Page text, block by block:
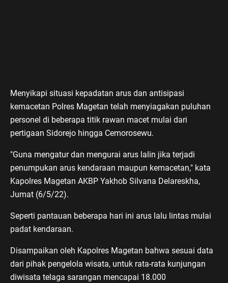
Menyikapi situasi kepadatan arus dan antisipasi
kemacetan Polres Magetan telah menyiagakan puluhan
personel di beberapa titik rawan macet mulai dari
pertigaan Sidorejo hingga Cemorosewu.
"Guna mengatur dan mengurai arus lalin jika terjadi
penumpukan arus kendaraan maupun kemacetan," kata
Kapolres Magetan AKBP Yakhob Silvana Delareskha,
Jumat (6/5/22).
Seperti pantauan beberapa hari ini arus lalu lintas mulai
padat kendaraan.
Disampaikan oleh Kapolres Magetan bahwa sesuai data
dari pihak pengelola wisata, untuk rata-rata kunjungan
diwisata telaga sarangan mencapai 18.000